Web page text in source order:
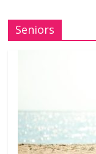
Seniors